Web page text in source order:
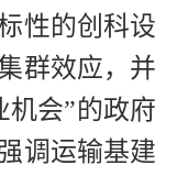
性的创科设
群效应，并
机会”的政府
调运输基建